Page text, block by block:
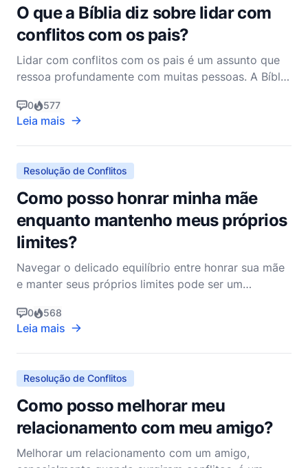
O que a Bíblia diz sobre lidar com
conflitos com os pais?
Lidar com conflitos com os pais é um assunto que
ressoa profundamente com muitas pessoas. A Bíblia
assunto, enfatizando a importância de manter
relacionamentos marcados por respeito, amor e
compreensão. Como pastor cristão não
denominacional, gostaria de exp
0 577
Leia mais
Resolução de Conflitos
Como posso honrar minha mãe
enquanto mantenho meus próprios
limites?
Navegar o delicado equilíbrio entre honrar sua mãe
e manter seus próprios limites pode ser um
gratificante. Como cristãos, somos chamados a
honrar nossos pais, como declarado nos Dez
Mandamentos: "Honra teu pai e tua mãe, para que
tenhas uma longa vida na
0 568
Leia mais
Resolução de Conflitos
Como posso melhorar meu
relacionamento com meu amigo?
Melhorar um relacionamento com um amigo,